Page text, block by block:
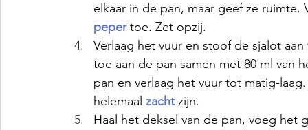
elkaar in de pan, maar geef ze
peper toe. Zet opzij.
Verlaag het vuur en stoof de sjalot
toe aan de pan samen met 80 ml van
pan en verlaag het vuur tot matig-
helemaal zacht zijn.
Haal het deksel van de pan, voeg het